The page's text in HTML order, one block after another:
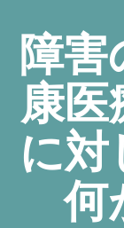
ー
障
康医
に対
何